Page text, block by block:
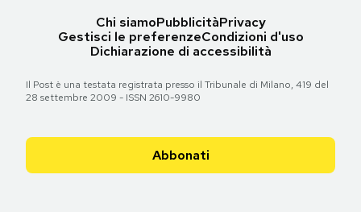
Chi siamoPubblicitàPrivacy
Gestisci le preferenzeCondizioni d'uso
Dichiarazione di accessibilità
Il Post è una testata registrata presso il Tribunale di Milano, 419 del
28 settembre 2009 - ISSN 2610-9980
Abbonati